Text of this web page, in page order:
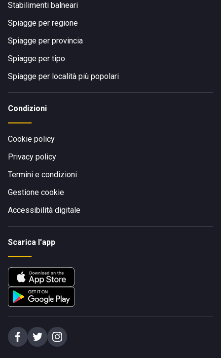
Stabilimenti balneari
Spiagge per regione
Spiagge per provincia
Spiagge per tipo
Spiagge per località più popolari
Condizioni
Cookie policy
Privacy policy
Termini e condizioni
Gestione cookie
Accessibilità digitale
Scarica l'app